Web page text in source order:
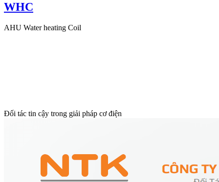
WHC
AHU Water heating Coil
Đối tác tin cậy trong giải pháp cơ điện